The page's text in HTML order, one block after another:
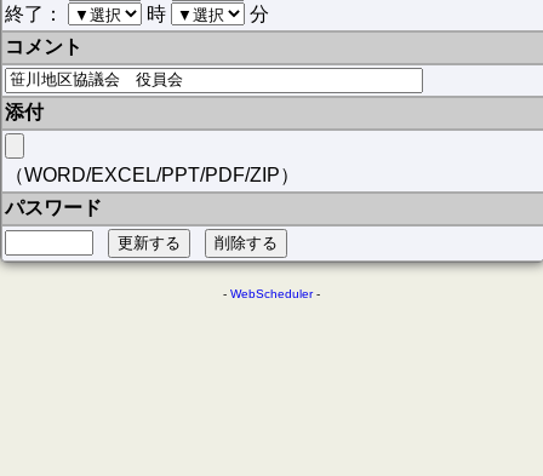
終了：
時
分
コメント
添付
（WORD/EXCEL/PPT/PDF/ZIP）
パスワード
- WebScheduler-